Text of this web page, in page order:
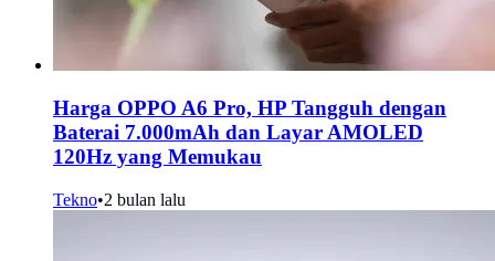
Harga OPPO A6 Pro, HP Tangguh dengan
Baterai 7.000mAh dan Layar AMOLED
120Hz yang Memukau
Tekno•2 bulan lalu